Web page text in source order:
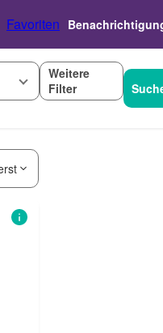
Favoriten
Weitere
Filter